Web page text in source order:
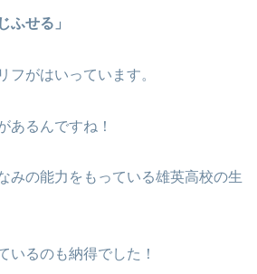
ふせる」
フがはいっています。
あるんですね！
みの能力をもっている雄英高校の生
いるのも納得でした！